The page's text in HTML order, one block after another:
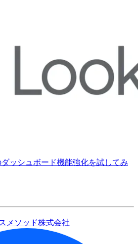
ッシュボード機能強化を試してみ
メソッド株式会社